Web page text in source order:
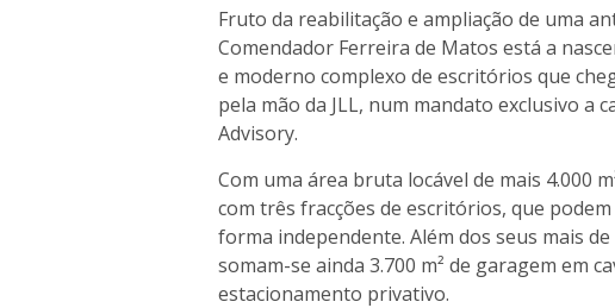
Fruto da reabilitação e ampliação de uma
Comendador Ferreira de Matos está a
e moderno complexo de escritórios que
pela mão da JLL, num mandato exclusivo a
Advisory.
Com uma área bruta locável de mais 4.000
com três fracções de escritórios, que
forma independente. Além dos seus mais
somam-se ainda 3.700 m² de garagem em
estacionamento privativo.